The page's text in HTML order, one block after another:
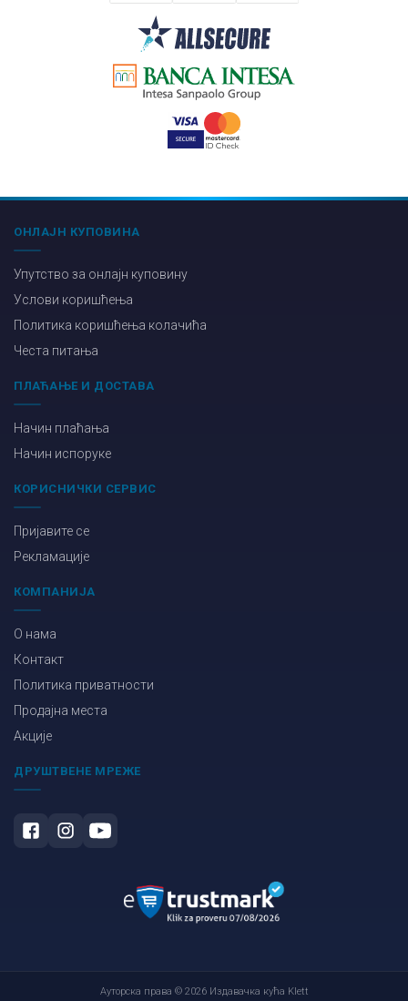
ОНЛАЈН КУПОВИНА
Упутство за онлајн куповину
Услови коришћења
Политика коришћења колачића
Честа питања
ПЛАЋАЊЕ И ДОСТАВА
Начин плаћања
Начин испоруке
КОРИСНИЧКИ СЕРВИС
Пријавите се
Рекламације
КОМПАНИЈА
О нама
Контакт
Политика приватности
Продајна места
Акције
ДРУШТВЕНЕ МРЕЖЕ
Ауторска права © 2026 Издавачка кућа Klett